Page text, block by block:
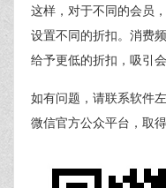
这样，对于不同的会员
设置不同的折扣。消费
给予更低的折扣，吸引
如有问题，请联系软件
微信官方公众平台，取得